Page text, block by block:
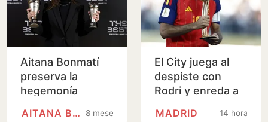
Aitana Bonmatí
preserva la
hegemonía
8 meses
AITANA BONMATÍ
El City juega al
despiste con
Rodri y enreda a
14 horas
MADRID